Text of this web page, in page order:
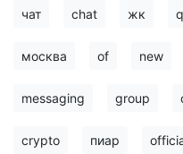
чат chat жк
москва of new
messaging group
crypto пиар